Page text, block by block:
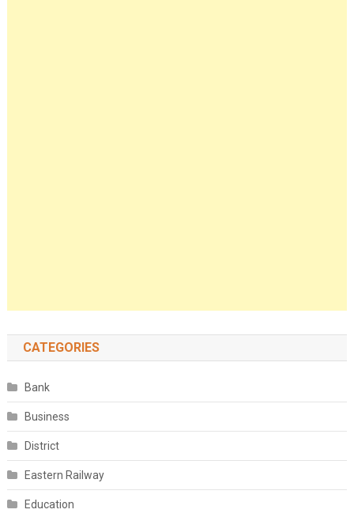
CATEGORIES
Bank
Business
District
Eastern Railway
Education